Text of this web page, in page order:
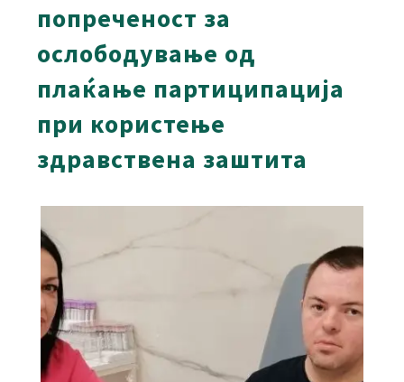
попреченост за
ослободување од
плаќање партиципација
при користење
здравствена заштита